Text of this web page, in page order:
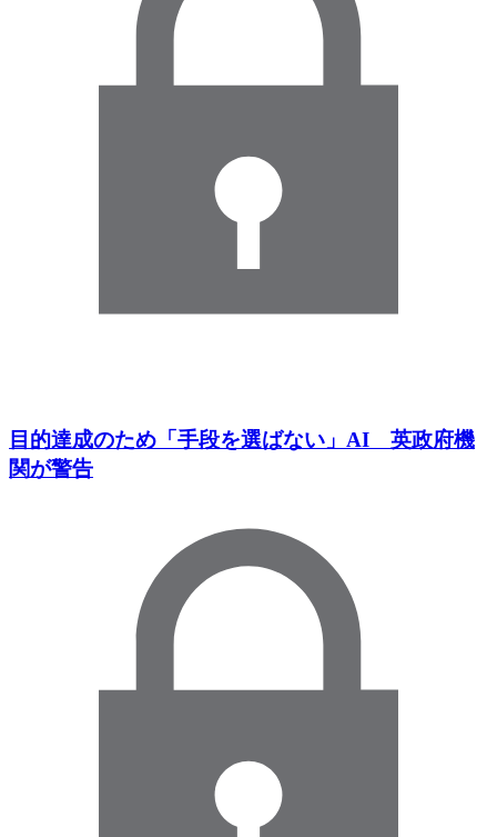
目的達成のため「手段を選ばない」AI 英政府機
関が警告